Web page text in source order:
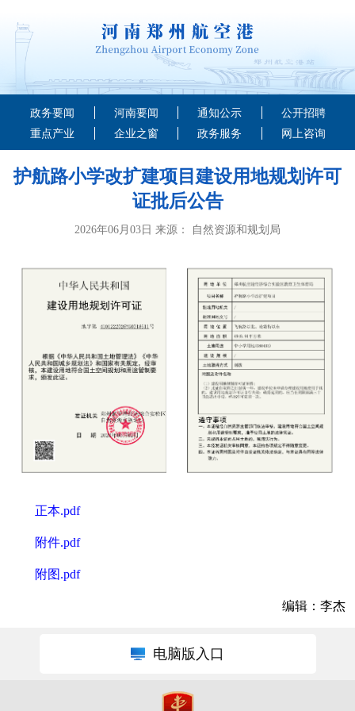
政务要闻 河南要闻 通知公示
公开招聘
重点产业
企业之窗 政务服务 网上咨询
护航路小学改扩建项目建设用地规划许可
证批后公告
2026年06月03日 来源： 自然资源和规划局
正本.pdf
附件.pdf
附图.pdf
编辑：李杰
电脑版入口